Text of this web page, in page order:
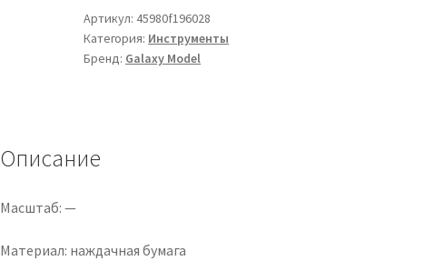
нелипкая
наждачная
бумага
10
упаковка
Артикул:45980f196028
Категория: Инструменты
Бренд: Galaxy Model
Описание
Масштаб: —
Материал: наждачная бумага